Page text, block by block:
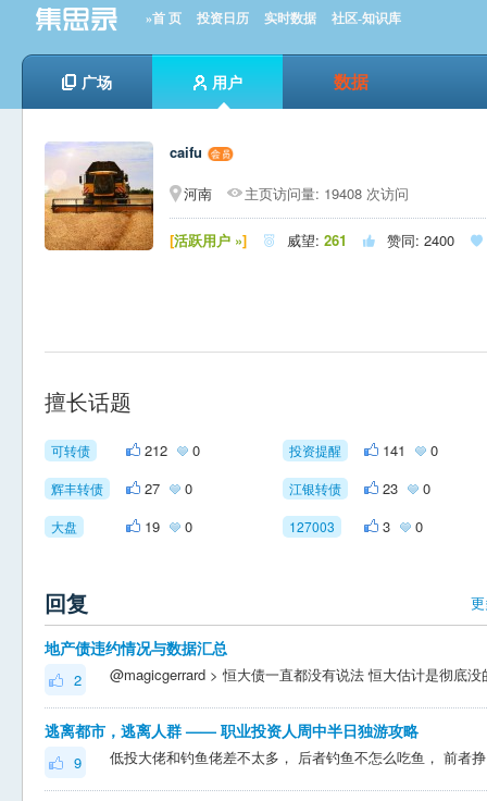
»首 页 投资日历 实时数据 社区-知识库
广场 用户 数据
caifu
河南
主页访问量: 19408 次访问
[活跃用户 »]  威望: 261  赞同: 2400 
擅长话题
可转债 212 0 投资提醒 141 0
辉丰转债 27 0 江银转债 23 0
大盘 19 0 127003 3 0
回复
地产债违约情况与数据汇总
2
逃离都市，逃离人群 —— 职业投资人周中半日独游攻略
9